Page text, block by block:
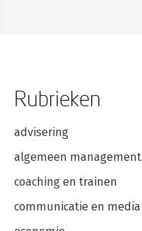
Rubrieken
advisering
algemeen management
coaching en trainen
communicatie en media